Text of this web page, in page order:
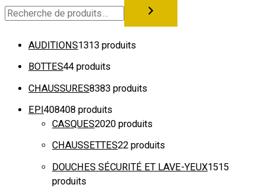
AUDITIONS1313 produits
BOTTES44 produits
CHAUSSURES8383 produits
EPI408408 produits
CASQUES2020 produits
CHAUSSETTES22 produits
DOUCHES SÉCURITÉ ET LAVE-YEUX1515
produits